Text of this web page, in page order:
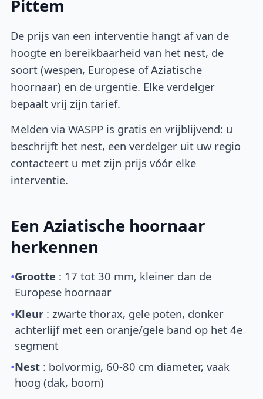
Pittem
De prijs van een interventie hangt af van de
hoogte en bereikbaarheid van het nest, de
soort (wespen, Europese of Aziatische
hoornaar) en de urgentie. Elke verdelger
bepaalt vrij zijn tarief.
Melden via WASPP is gratis en vrijblijvend: u
beschrijft het nest, een verdelger uit uw regio
contacteert u met zijn prijs vóór elke
interventie.
Een Aziatische hoornaar
herkennen
•Grootte : 17 tot 30 mm, kleiner dan de
Europese hoornaar
•Kleur : zwarte thorax, gele poten, donker
achterlijf met een oranje/gele band op het 4e
segment
•Nest : bolvormig, 60-80 cm diameter, vaak
hoog (dak, boom)